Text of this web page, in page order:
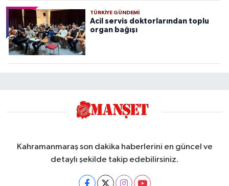
TÜRKIYE GÜNDEMI
Acil servis doktorlarından toplu
organ bağışı
Kahramanmaraş son dakika haberlerini en güncel ve
detaylı şekilde takip edebilirsiniz.